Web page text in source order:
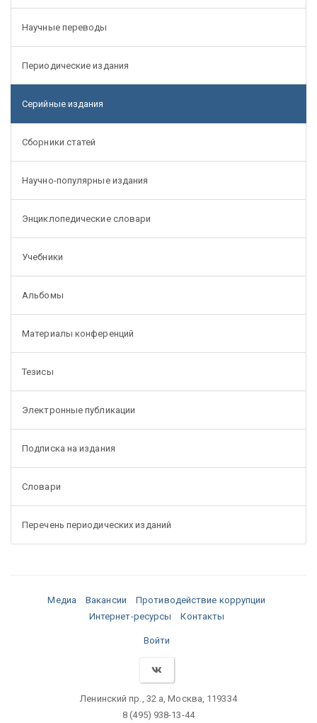
Научные переводы
Периодические издания
Серийные издания
Сборники статей
Научно-популярные издания
Энциклопедические словари
Учебники
Альбомы
Материалы конференций
Тезисы
Электронные публикации
Подписка на издания
Словари
Перечень периодических изданий
Медиа Вакансии
Противодействие коррупции
Интернет-ресурсы
Контакты
Войти
Ленинский пр., 32 а, Москва, 119334
8 (495) 938-13-44